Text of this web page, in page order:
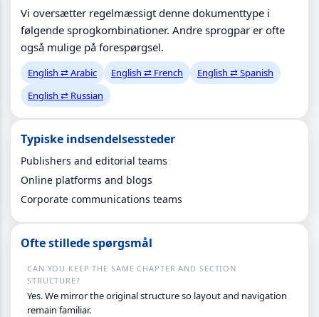
Vi oversætter regelmæssigt denne dokumenttype i
følgende sprogkombinationer. Andre sprogpar er ofte
også mulige på forespørgsel.
English ⇄ Arabic English ⇄ French
English ⇄ Spanish
English ⇄ Russian
Typiske indsendelsessteder
Publishers and editorial teams
Online platforms and blogs
Corporate communications teams
Ofte stillede spørgsmål
CAN YOU KEEP THE SAME CHAPTER AND SECTION
STRUCTURE?
Yes. We mirror the original structure so layout and navigation
remain familiar.